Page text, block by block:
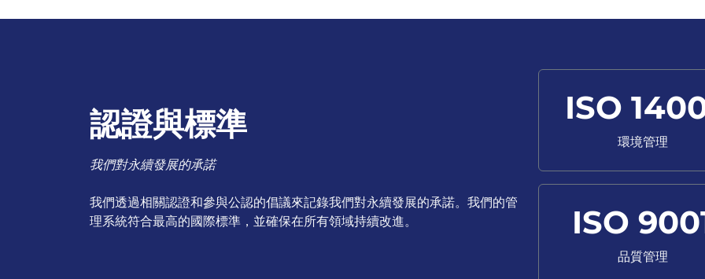
認證與標準
我們對永續發展的承諾
我們透過相關認證和參與公認的倡議來記錄我們對永續發展的承諾。我們的管
理系統符合最高的國際標準，並確保在所有領域持續改進。
ISO
環境管理
ISO
品質管理